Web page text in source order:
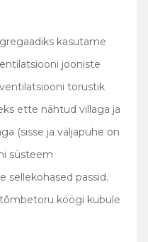
kasutame
jooniste
torustik
ette nähtud villaga ja
(sisse ja väljapuhe on
süsteem
sellekohased passid.
köögi kubule